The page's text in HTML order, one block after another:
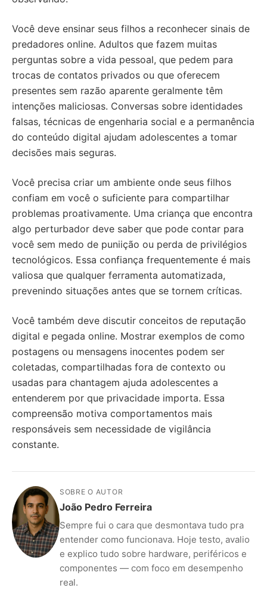
Você deve ensinar seus filhos a reconhecer sinais de
predadores online. Adultos que fazem muitas
perguntas sobre a vida pessoal, que pedem para
trocas de contatos privados ou que oferecem
presentes sem razão aparente geralmente têm
intenções maliciosas. Conversas sobre identidades
falsas, técnicas de engenharia social e a permanência
do conteúdo digital ajudam adolescentes a tomar
decisões mais seguras.
Você precisa criar um ambiente onde seus filhos
confiam em você o suficiente para compartilhar
problemas proativamente. Uma criança que encontra
algo perturbador deve saber que pode contar para
você sem medo de puniição ou perda de privilégios
tecnológicos. Essa confiança frequentemente é mais
valiosa que qualquer ferramenta automatizada,
prevenindo situações antes que se tornem críticas.
Você também deve discutir conceitos de reputação
digital e pegada online. Mostrar exemplos de como
postagens ou mensagens inocentes podem ser
coletadas, compartilhadas fora de contexto ou
usadas para chantagem ajuda adolescentes a
entenderem por que privacidade importa. Essa
compreensão motiva comportamentos mais
responsáveis sem necessidade de vigilância
constante.
SOBRE O AUTOR
João Pedro Ferreira
Sempre fui o cara que desmontava tudo pra
entender como funcionava. Hoje testo, avalio
e explico tudo sobre hardware, periféricos e
componentes — com foco em desempenho
real.